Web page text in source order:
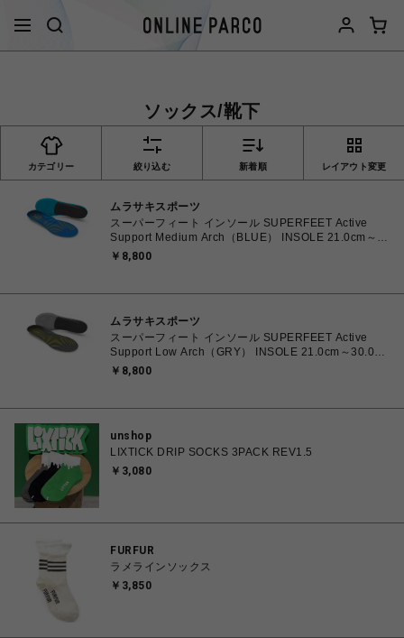
ソックス/靴下
カテゴリー 絞り込む 新着順 レイアウト変更
ムラサキスポーツ
スーパーフィート インソール SUPERFEET Active
Support Medium Arch（BLUE） INSOLE 21.0cm～
30.0cm Bサイズ 21.0cm～23.0cm 正規品
￥8,800
ムラサキスポーツ
スーパーフィート インソール SUPERFEET Active
Support Low Arch（GRY） INSOLE 21.0cm～30.0cm
Bサイズ 21.0cm～23.0cm 正規品 863018251464【税
￥8,800
unshop
LIXTICK DRIP SOCKS 3PACK REV1.5
￥3,080
FURFUR
ラメラインソックス
￥3,850